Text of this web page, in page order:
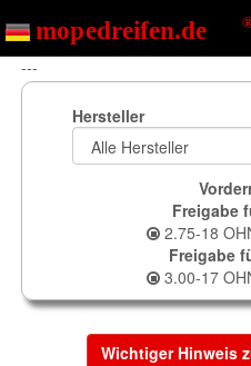
---
Hersteller
Freigabe
2.75-18
Freigabe
3.00-17
Wichtiger Hinweis